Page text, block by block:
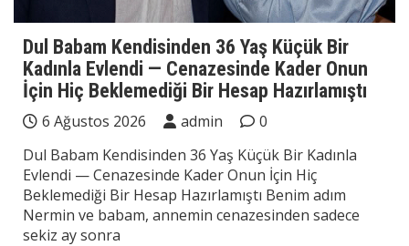
Dul Babam Kendisinden 36 Yaş Küçük Bir
Kadınla Evlendi — Cenazesinde Kader Onun
İçin Hiç Beklemediği Bir Hesap Hazırlamıştı
6 Ağustos 2026 admin
0
Dul Babam Kendisinden 36 Yaş Küçük Bir Kadınla
Evlendi — Cenazesinde Kader Onun İçin Hiç
Beklemediği Bir Hesap Hazırlamıştı Benim adım
Nermin ve babam, annemin cenazesinden sadece
sekiz ay sonra